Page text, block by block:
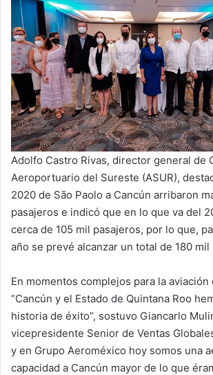
Adolfo Castro Rivas, director general de
Aeroportuario del Sureste (ASUR),
2020 de São Paolo a Cancún arribaron
pasajeros e indicó que en lo que va del
cerca de 105 mil pasajeros, por lo que,
año se prevé alcanzar un total de 180 mil
En momentos complejos para la aviación
“Cancún y el Estado de Quintana Roo
historia de éxito”, sostuvo Giancarlo
vicepresidente Senior de Ventas
y en Grupo Aeroméxico hoy somos una
capacidad a Cancún mayor de lo que